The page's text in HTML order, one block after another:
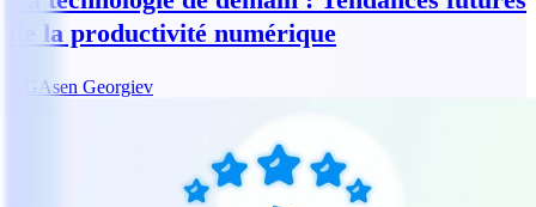
de la productivité numérique
Asen Georgiev